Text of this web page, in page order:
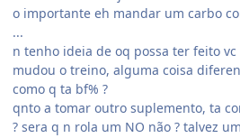
o importante eh mandar um carbo
...
n tenho ideia de oq possa ter feito
mudou o treino, alguma coisa
como q ta bf% ?
qnto a tomar outro suplemento, ta
? sera q n rola um NO não ? talvez